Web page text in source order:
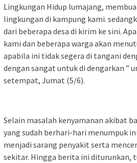
Lingkungan Hidup lumajang,
lingkungan di kampung kami.
dari beberapa desa di kirim ke sini.
kami dan beberapa warga akan
apabila ini tidak segera di tangani
dengan sangat untuk di dengarkan ”
setempat, Jumat (5/6).
Selain masalah kenyamanan akibat
yang sudah berhari-hari menumpuk
menjadi sarang penyakit serta
sekitar. Hingga berita ini diturunkan,